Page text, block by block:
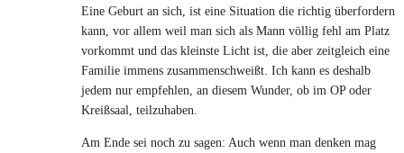
Eine Geburt an sich, ist eine Situation die richtig überfordern
kann, vor allem weil man sich als Mann völlig fehl am Platz
vorkommt und das kleinste Licht ist, die aber zeitgleich eine
Familie immens zusammenschweißt. Ich kann es deshalb
jedem nur empfehlen, an diesem Wunder, ob im OP oder
Kreißsaal, teilzuhaben.
Am Ende sei noch zu sagen: Auch wenn man denken mag